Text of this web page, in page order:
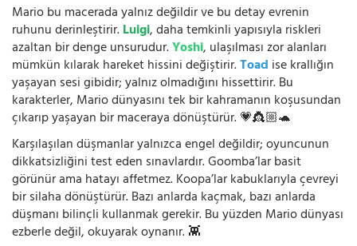
Mario bu macerada yalnız değildir ve bu detay evrenin
ruhunu derinleştirir.Luigi, daha temkinli yapısıyla riskleri
azaltan bir denge unsurudur.Yoshi, ulaşılması zor alanları
mümkün kılarak hareket hissini değiştirir.Toad ise krallığın
yaşayan sesi gibidir; yalnız olmadığını hissettirir. Bu
karakterler, Mario dünyasını tek bir kahramanın koşusundan
çıkarıp yaşayan bir maceraya dönüştürür. 💗👸🏼🐢
Karşılaşılan düşmanlar yalnızca engel değildir; oyuncunun
dikkatsizliğini test eden sınavlardır. Goomba’lar basit
görünür ama hatayı affetmez. Koopa’lar kabuklarıyla çevreyi
bir silaha dönüştürür. Bazı anlarda kaçmak, bazı anlarda
düşmanı bilinçli kullanmak gerekir. Bu yüzden Mario dünyası
ezberle değil, okuyarak oynanır. 👾